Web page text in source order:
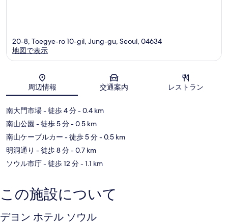
地図
20-8, Toegye-ro 10-gil, Jung-gu, Seoul, 04634
地図で表示
周辺情報 交通案内 レストラン
南大門市場- 徒歩 4 分- 0.4 km
南山公園 - 徒歩 5 分- 0.5 km
南山ケーブルカー - 徒歩 5 分- 0.5 km
明洞通り - 徒歩 8 分- 0.7 km
ソウル市庁- 徒歩 12 分- 1.1 km
この施設について
デヨン ホテル ソウル